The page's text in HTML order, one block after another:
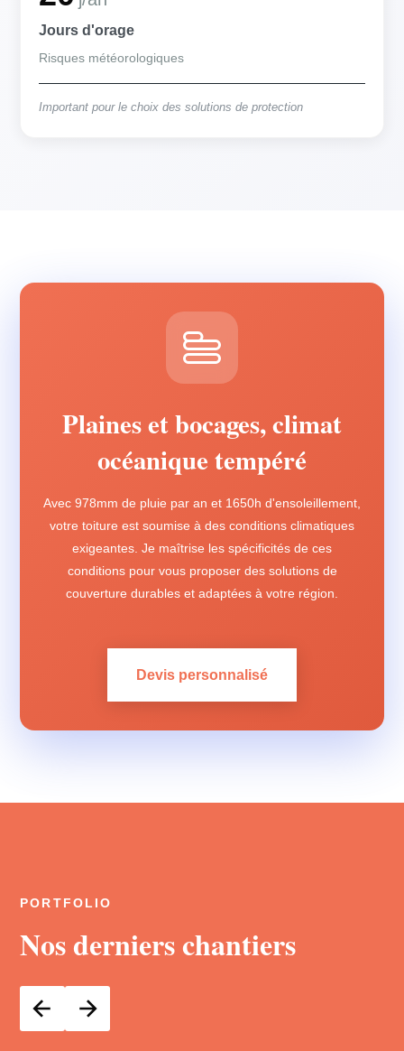
Jours d'orage
Risques météorologiques
Important pour le choix des solutions de protection
Plaines et bocages, climat
océanique tempéré
Avec 978mm de pluie par an et 1650h d'ensoleillement,
votre toiture est soumise à des conditions climatiques
exigeantes. Je maîtrise les spécificités de ces
conditions pour vous proposer des solutions de
couverture durables et adaptées à votre région.
Devis personnalisé
PORTFOLIO
Nos derniers chantiers